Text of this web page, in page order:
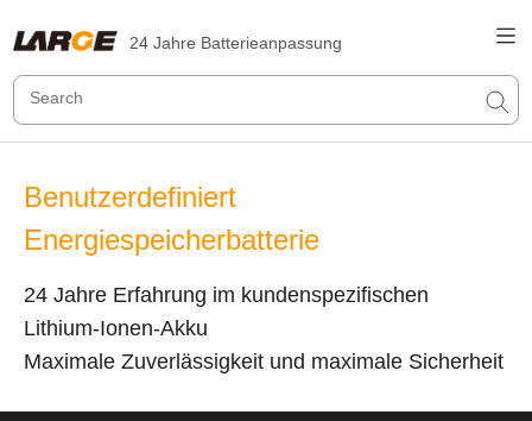
24 Jahre Batterieanpassung
Benutzerdefiniert
Energiespeicherbatterie
24 Jahre Erfahrung im kundenspezifischen
Lithium-Ionen-Akku
Maximale Zuverlässigkeit und maximale Sicherheit